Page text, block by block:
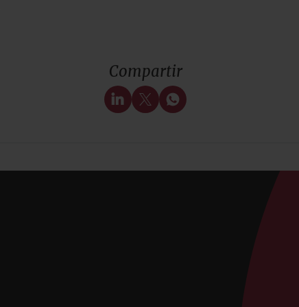
Compartir